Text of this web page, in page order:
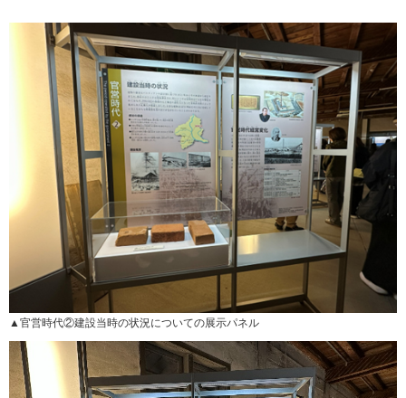
▲官営時代②建設当時の状況についての展示パネル